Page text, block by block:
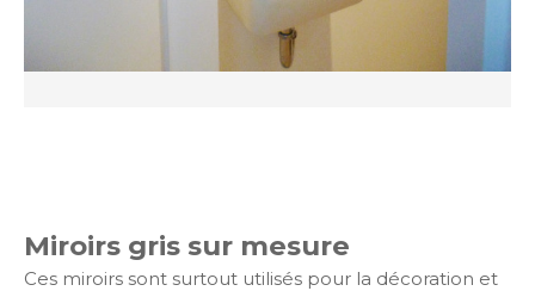
Miroirs gris sur mesure
Ces miroirs sont surtout utilisés pour la décoration et